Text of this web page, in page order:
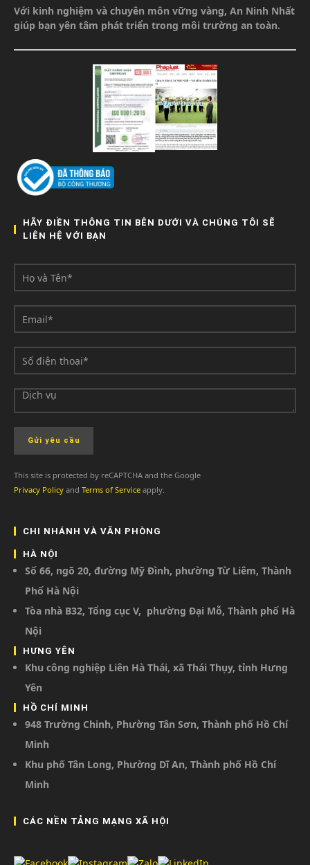
Với kinh nghiệm và chuyên môn vững vàng, An Ninh Nhất
giúp bạn yên tâm phát triển trong môi trường an toàn.
HÃY ĐIỀN THÔNG TIN BÊN DƯỚI VÀ CHÚNG TÔI SẼ
LIÊN HỆ VỚI BẠN
This site is protected by reCAPTCHA and the Google
Privacy Policy and Terms of Service apply.
CHI NHÁNH VÀ VĂN PHÒNG
HÀ NỘI
Số 66, ngõ 20, đường Mỹ Đình, phường Từ Liêm, Thành
Phố Hà Nội
Tòa nhà B32, Tổng cục V, phường Đại Mỗ, Thành phố Hà
Nội
HƯNG YÊN
Khu công nghiệp Liên Hà Thái, xã Thái Thụy, tỉnh Hưng
Yên
HỒ CHÍ MINH
948 Trường Chinh, Phường Tân Sơn, Thành phố Hồ Chí
Minh
Khu phố Tân Long, Phường Dĩ An, Thành phố Hồ Chí
Minh
CÁC NỀN TẢNG MẠNG XÃ HỘI